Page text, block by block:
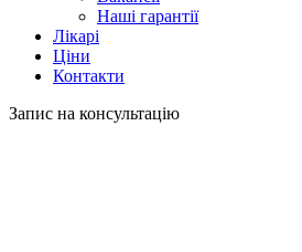
Наші гарантії
Лікарі
Ціни
Контакти
Запис на консультацію